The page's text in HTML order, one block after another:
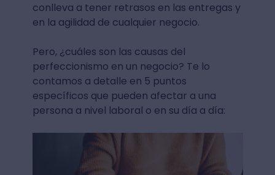
conlleva a tener retrasos en las entregas y
en la agilidad de cualquier negocio.
Pero, ¿cuáles son las causas del
perfeccionismo en un negocio? Te lo
contamos a detalle en 5 puntos
específicos que pueden afectar a una
persona a nivel laboral o en su día a día: